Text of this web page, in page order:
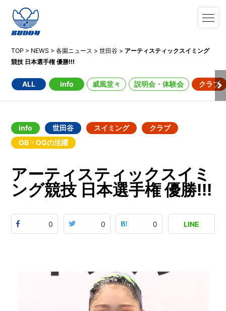
TOP > NEWS >各園ニュース >世田谷 > アーティスティックスイミング
競技 日本選手権 優勝!!!
ALL info 威風堂々 説明会・体験会 クラブ
info 世田谷 スイミング
クラブ
OB・OGの活躍
アーティスティックスイミ
ング競技 日本選手権 優勝!!!
0 0 0 LINE